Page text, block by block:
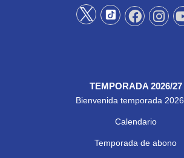
TEMPORADA 2026/27
Bienvenida temporada
Calendario
Temporada de abono